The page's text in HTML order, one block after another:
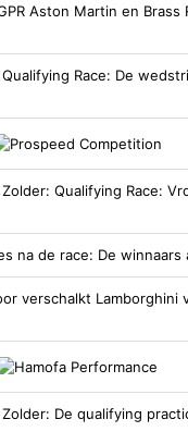
Aston Martin en Brass
Qualifying Race: De
Zolder: Qualifying Race:
na de race: De winnaars
verschalkt Lamborghini
Zolder: De qualifying